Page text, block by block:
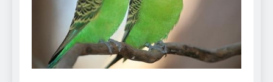
Can Bulldogs Play Fetch?
And How to Train Them!
7 Năm Ago
How Often Do I Need to
Groom My Bulldog